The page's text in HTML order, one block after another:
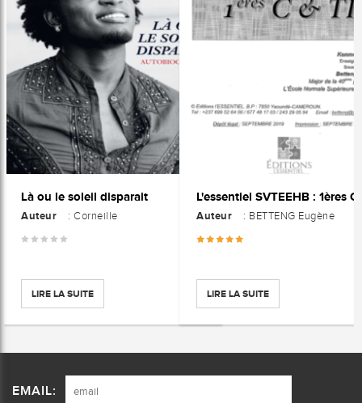
Là ou le soleil disparait
Auteur : Corneille
LIRE LA SUITE
Auteur : BETTENG Eugène
LIRE LA SUITE
EMAIL: